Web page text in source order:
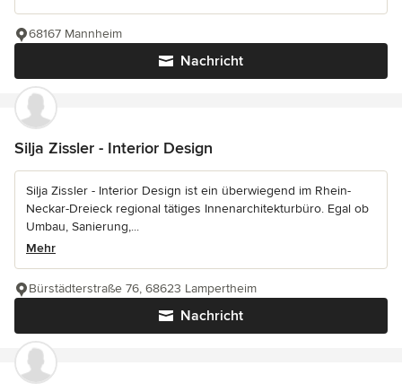
Nachricht
68167 Mannheim
Silja Zissler - Interior Design
Silja Zissler - Interior Design ist ein überwiegend im Rhein-
Neckar-Dreieck regional tätiges Innenarchitekturbüro. Egal ob
Umbau, Sanierung,...
Mehr
Nachricht
Bürstädterstraße 76, 68623 Lampertheim